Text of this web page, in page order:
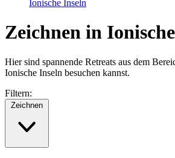
Ionische Inseln
Zeichnen in
Hier sind spannende Retreats aus dem
Ionische Inseln besuchen kannst.
Filtern:
Zeichnen